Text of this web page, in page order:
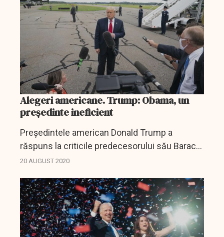
Alegeri americane. Trump: Obama, un
președinte ineficient
Preşedintele american Donald Trump a
răspuns la criticile predecesorului său Barack
Obama şi a apreciat că acesta a fost
20 AUGUST 2020